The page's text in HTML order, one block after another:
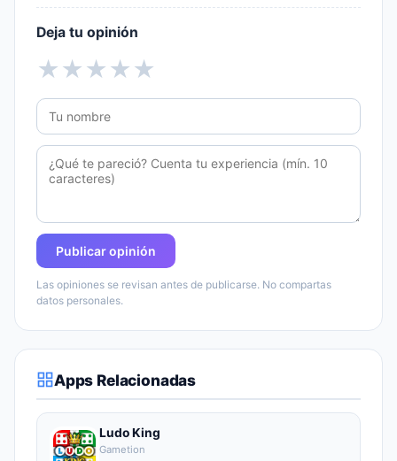
Deja tu opinión
★
★
★
★
★
Publicar opinión
Las opiniones se revisan antes de publicarse. No compartas
datos personales.
Apps Relacionadas
Ludo King
Gametion